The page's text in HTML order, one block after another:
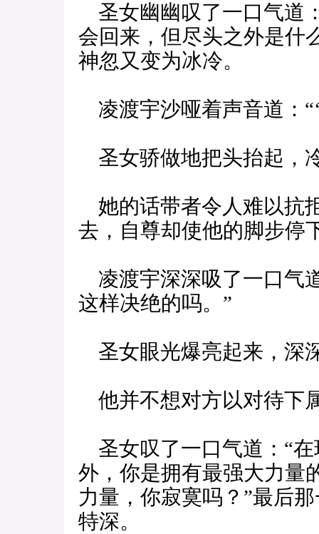
圣女幽幽叹了一口气道
会回来，但尽头之外是什
神忽又变为冰冷。
凌渡宇沙哑着声音道：
圣女骄做地把头抬起，
她的话带者令人难以抗
去，自尊却使他的脚步停
凌渡宇深深吸了一口气
这样决绝的吗。”
圣女眼光爆亮起来，深
他并不想对方以对待下
圣女叹了一口气道：“
外，你是拥有最强大力量
力量，你寂寞吗？”最后
特深。